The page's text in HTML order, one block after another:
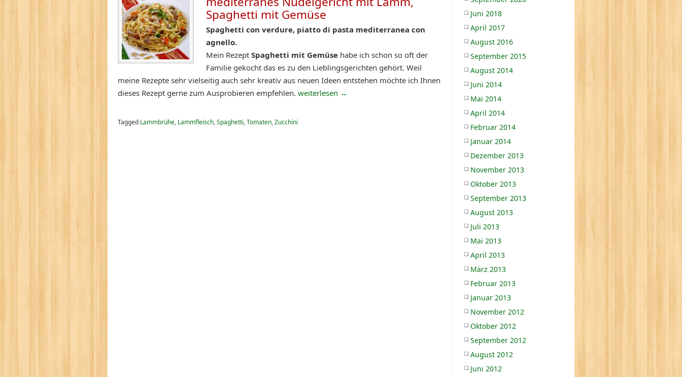
Spaghetti mit Gemüse
Spaghetti con verdure, piatto di pasta mediterranea con
agnello.
Mein Rezept Spaghetti mit Gemüse habe ich schon so oft der
Familie gekocht das es zu den Lieblingsgerichten gehört. Weil
meine Rezepte sehr vielseitig auch sehr kreativ aus neuen Ideen entstehen möchte ich Ihnen
dieses Rezept gerne zum Ausprobieren empfehlen. weiterlesen →
Tagged Lammbrühe, Lammfleisch,Spaghetti,Tomaten,Zucchini
Juni 2018
April 2017
August 2016
September 2015
August 2014
Juni 2014
Mai 2014
April 2014
Februar 2014
Januar 2014
Dezember 2013
November 2013
Oktober 2013
September 2013
August 2013
Juli 2013
Mai 2013
April 2013
März 2013
Februar 2013
Januar 2013
November 2012
Oktober 2012
September 2012
August 2012
Juni 2012